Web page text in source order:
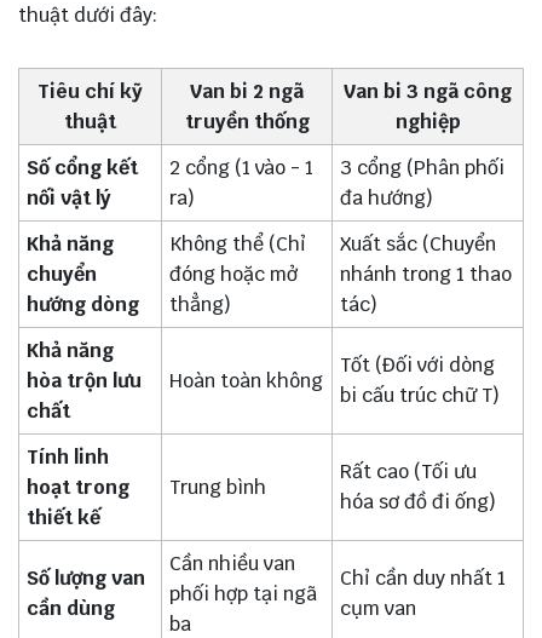
thuật dưới đây:
Tiêu chí kỹ
thuật
Van bi 2 ngã
truyền thống
Van bi 3 ngã công
nghiệp
Số cổng kết
nối vật lý
2 cổng (1 vào - 1
ra)
3 cổng (Phân phối
đa hướng)
Khả năng
chuyển
hướng dòng
Không thể (Chỉ
đóng hoặc mở
thẳng)
Xuất sắc (Chuyển
nhánh trong 1 thao
tác)
Khả năng
hòa trộn lưu
chất
Hoàn toàn không
Tốt (Đối với dòng
bi cấu trúc chữ T)
Tính linh
hoạt trong
thiết kế
Trung bình
Rất cao (Tối ưu
hóa sơ đồ đi ống)
Số lượng van
cần dùng
Cần nhiều van
phối hợp tại ngã
ba
Chỉ cần duy nhất 1
cụm van